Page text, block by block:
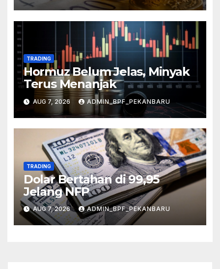
TRADING
Hormuz Belum Jelas, Minyak
Terus Menanjak
AUG 7, 2026 ADMIN_BPF_PEKANBARU
TRADING
Dolar Bertahan di 99,95
Jelang NFP
AUG 7, 2026 ADMIN_BPF_PEKANBARU